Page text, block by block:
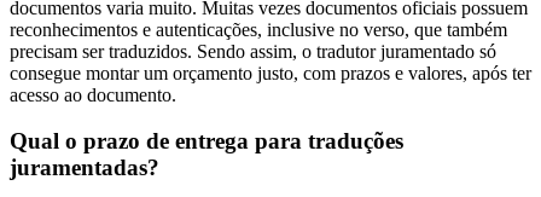
documentos varia muito. Muitas vezes documentos oficiais possuem
reconhecimentos e autenticações, inclusive no verso, que também
precisam ser traduzidos. Sendo assim, o tradutor juramentado só
consegue montar um orçamento justo, com prazos e valores, após ter
acesso ao documento.
Qual o prazo de entrega para traduções
juramentadas?